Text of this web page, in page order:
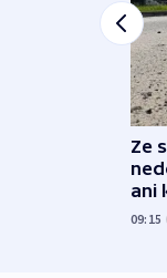
Ze
ani
09:15